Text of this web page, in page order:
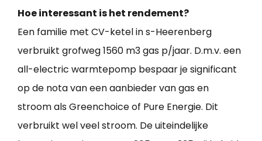
Hoe interessant is het rendement?
Een familie met CV-ketel in s-Heerenberg
verbruikt grofweg 1560 m3 gas p/jaar. D.m.v. een
all-electric warmtepomp bespaar je significant
op de nota van een aanbieder van gas en
stroom als Greenchoice of Pure Energie. Dit
verbruikt wel veel stroom. De uiteindelijke